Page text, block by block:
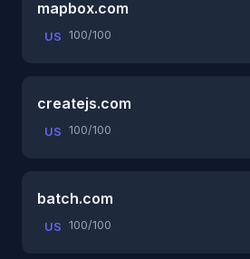
mapbox.com
US 100/100
createjs.com
US 100/100
batch.com
US 100/100